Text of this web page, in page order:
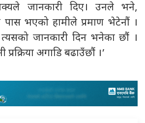
जानकारी दिए। उनले भने,
भएको हामीले प्रमाण भेटेनौं ।
त्यसको जानकारी दिन भनेका छौं ।
अगाडि बढाउँछौं ।’